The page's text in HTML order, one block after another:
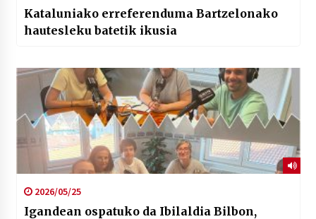
Kataluniako erreferenduma Bartzelonako
hautesleku batetik ikusia
2026/05/25
Igandean ospatuko da Ibilaldia Bilbon,